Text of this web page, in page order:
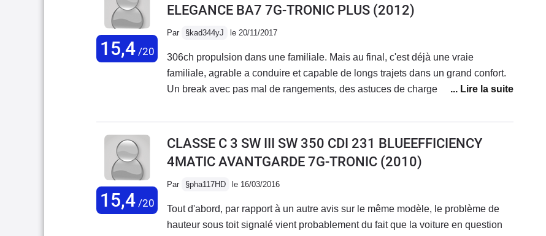
15,4/20
ELEGANCE BA7 7G-TRONIC PLUS (2012)
Par §kad344yJ le 20/11/2017
306ch propulsion dans une familiale. Mais au final, c'est déjà une vraie
familiale, agrable a conduire et capable de longs trajets dans un grand confort.
Un break avec pas mal de rangements, des astuces de chargements, et tout ce
puissance (compter 9.5l/100), sachant que sur autoroute, c'est plutot 8l/100.
Mais pas mal de pneus mangés (15 a 20000 km par train de pneus), ça va
rare, puisque c'est le pack élégance (avec l'étoile sur le capot à l'ancienne), et
le pack AMG pour le sport, même si le pac k se ressent sur chaussée dégradée,
15,4/20
CLASSE C 3 SW III SW 350 CDI 231 BLUEEFFICIENCY
4MATIC AVANTGARDE 7G-TRONIC (2010)
Par §pha117HD le 16/03/2016
Tout d'abord, par rapport à un autre avis sur le même modèle, le problème de
hauteur sous toit signalé vient probablement du fait que la voiture en question